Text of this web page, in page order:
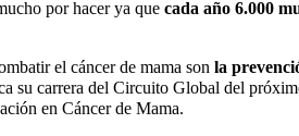
por hacer ya quecada año 6.000
el cáncer de mama sonla
su carrera del Circuito Global del
en Cáncer de Mama.